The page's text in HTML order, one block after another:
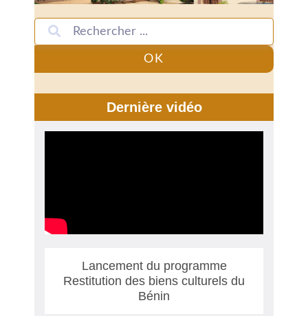
OK
Dernière vidéo
Lancement du programme
Restitution des biens culturels du
Bénin